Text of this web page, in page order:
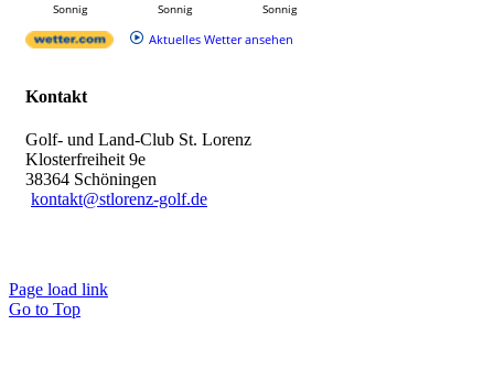
Sonnig
Sonnig
Sonnig
Aktuelles Wetter ansehen
Kontakt
Golf- und Land-Club St. Lorenz
Klosterfreiheit 9e
38364 Schöningen
kontakt@stlorenz-golf.de
Page load link
Go to Top